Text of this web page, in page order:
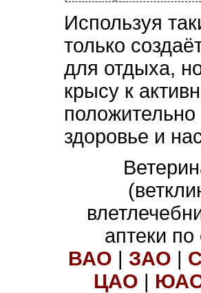
Используя
только
для отдыха,
крысу к
здоровье и
аптеки
ВАО | ЗАО |
ЦАО |